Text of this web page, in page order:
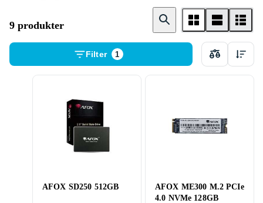
9 produkter
Filter 1
AFOX SD250 512GB
AFOX ME300 M.2 PCIe
4.0 NVMe 128GB